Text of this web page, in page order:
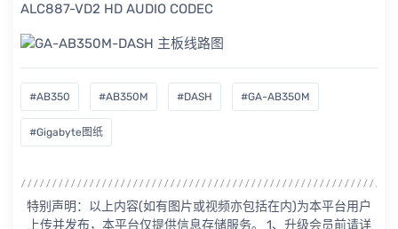
ALC887-VD2 HD AUDIO CODEC
#AB350 #AB350M #DASH #GA-AB350M
#Gigabyte图纸
特别声明：以上内容(如有图片或视频亦包括在内)为本平台用户
上传并发布，本平台仅提供信息存储服务。 1、升级会员前请详